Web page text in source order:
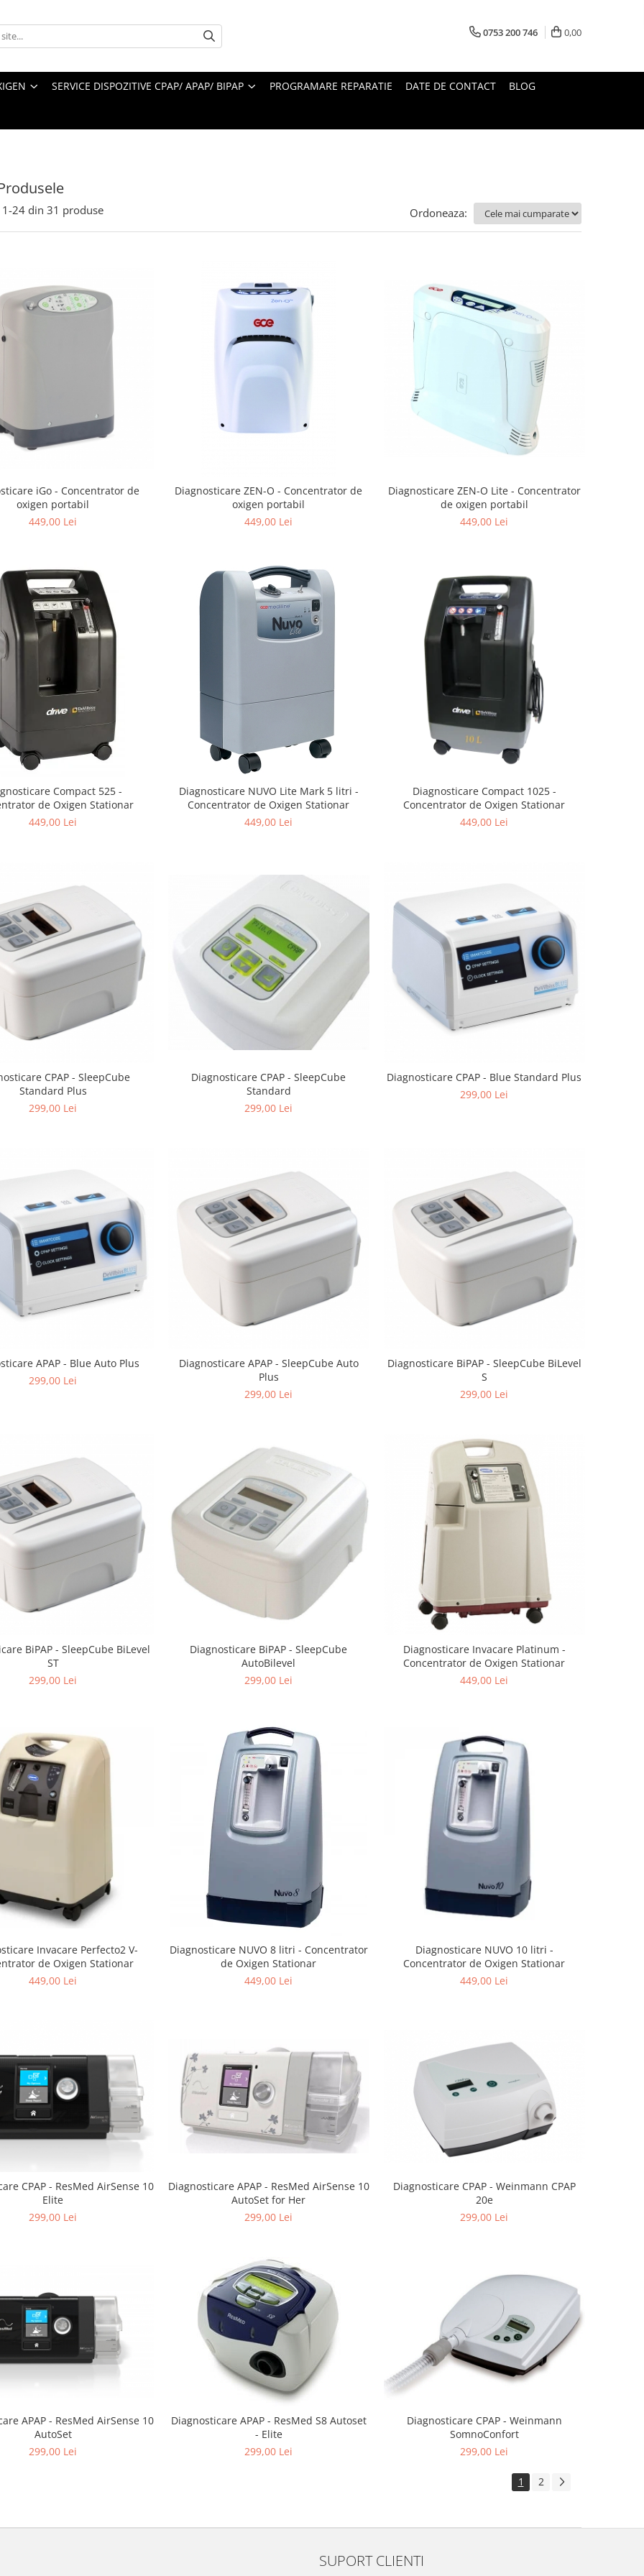
0753 200 746 0,00
SERVICE DISPOZITIVE CPAP/ APAP/ BIPAP PROGRAMARE REPARATIE DATE DE CONTACT BLOG
1-24 din 31 produse Ordoneaza:
iGo - Concentrator de
oxigen portabil
449,00 Lei
Diagnosticare ZEN-O - Concentrator de
oxigen portabil
449,00 Lei
Diagnosticare ZEN-O Lite - Concentrator
de oxigen portabil
449,00 Lei
Compact 525 -
de Oxigen Stationar
449,00 Lei
Diagnosticare NUVO Lite Mark 5 litri -
Concentrator de Oxigen Stationar
449,00 Lei
Diagnosticare Compact 1025 -
Concentrator de Oxigen Stationar
449,00 Lei
CPAP - SleepCube
Standard Plus
299,00 Lei
Diagnosticare CPAP - SleepCube
Standard
299,00 Lei
Diagnosticare CPAP - Blue Standard Plus
299,00 Lei
APAP - Blue Auto Plus
299,00 Lei
Diagnosticare APAP - SleepCube Auto
Plus
299,00 Lei
Diagnosticare BiPAP - SleepCube BiLevel
S
299,00 Lei
BiPAP - SleepCube BiLevel
ST
299,00 Lei
Diagnosticare BiPAP - SleepCube
AutoBilevel
299,00 Lei
Diagnosticare Invacare Platinum -
Concentrator de Oxigen Stationar
449,00 Lei
Invacare Perfecto2 V-
de Oxigen Stationar
449,00 Lei
Diagnosticare NUVO 8 litri - Concentrator
de Oxigen Stationar
449,00 Lei
Diagnosticare NUVO 10 litri -
Concentrator de Oxigen Stationar
449,00 Lei
CPAP - ResMed AirSense 10
Elite
299,00 Lei
Diagnosticare APAP - ResMed AirSense 10
AutoSet for Her
299,00 Lei
Diagnosticare CPAP - Weinmann CPAP
20e
299,00 Lei
APAP - ResMed AirSense 10
AutoSet
299,00 Lei
Diagnosticare APAP - ResMed S8 Autoset
- Elite
299,00 Lei
Diagnosticare CPAP - Weinmann
SomnoConfort
299,00 Lei
1 2
SUPORT CLIENTI